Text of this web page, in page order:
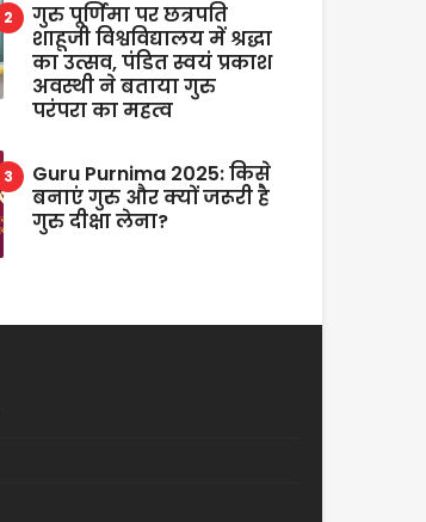
गुरु पूर्णिमा पर छत्रपति
शाहूजी विश्वविद्यालय में श्रद्धा
का उत्सव, पंडित स्वयं प्रकाश
अवस्थी ने बताया गुरु
परंपरा का महत्व
Guru Purnima 2025: किसे
बनाएं गुरु और क्यों जरूरी है
गुरु दीक्षा लेना?